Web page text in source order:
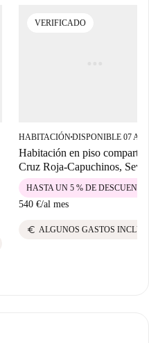
VERIFICADO
HABITACIÓN■DISPONIBLE 07
Habitación en piso
Cruz Roja-Capuchinos,
540 €/al mes
HASTA UN 5 % DE DESCUENTO
euro ALGUNOS GASTOS